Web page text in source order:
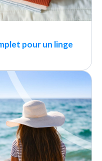
pour un linge